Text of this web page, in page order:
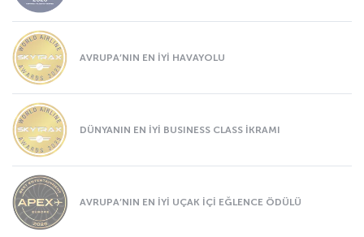
AVRUPA’NIN EN İYİ HAVAYOLU
DÜNYANIN EN İYİ BUSINESS CLASS İKRAMI
AVRUPA’NIN EN İYİ UÇAK İÇİ EĞLENCE ÖDÜLÜ